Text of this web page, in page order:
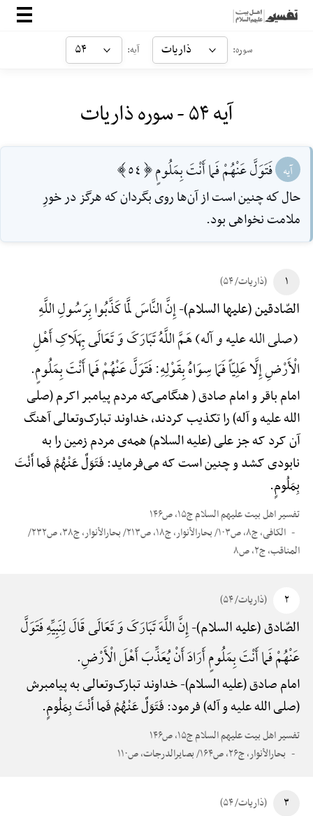
صفحه‌اصلی
ارتباط با ما
سوره: ذاریات آیه: ۵۴
آیه ۵۴ - سوره ذاریات
آیه فَتَوَلَّ عَنْهُمْ فَما أَنْتَ بِمَلُومٍ [54]
حال كه چنين است از آن‌ها ‌روى بگردان كه هرگز در خورِ
ملامت نخواهى بود.
۱ (ذاریات/ ۵۴)
الصّادقین (علیها السلام)-إِنَّ النَّاسَ لَمَّا کَذَّبُوا بِرَسُولِ اللَّهِ
(صلی الله علیه و آله) هَمَّ اللَّهُ تَبَارَکَ وَ تَعَالَی بِهَلَاکِ أَهْلِ
الْأَرْضِ إِلَّا عَلِیّاً فَمَا سِوَاهُ بِقَوْلِهِ: فَتَوَلَّ عَنْهُمْ فَما أَنْتَ بِمَلُومٍ.
امام باقر و امام صادق ( هنگامی‌که مردم پیامبر اکرم (صلی
الله علیه و آله) را تکذیب کردند، خداوند تبارک‌وتعالی آهنگ
آن کرد که جز علی (علیه السلام) همه‌ی مردم زمین را به
نابودی کشد و چنین است که می‌فرماید: فَتَوَلَّ عَنْهُمْ فَما أَنْتَ
بِمَلُومٍ.
تفسیر اهل بیت علیهم السلام ج۱۵، ص۱۴۶
الکافی، ج۸، ص۱۰۳/ بحارالأنوار، ج۱۸، ص۲۱۳/ بحارالأنوار، ج۳۸، ص۲۳۲/
المناقب، ج۲، ص۸
۲ (ذاریات/ ۵۴)
الصّادق (علیه السلام)-إِنَّ اللَّهَ تَبَارَکَ وَ تَعَالَی قَالَ لِنَبِیِّهِ فَتَوَلَّ
عَنْهُمْ فَما أَنْتَ بِمَلُومٍ أَرَادَ أَنْ یُعَذِّبَ أَهْلَ الْأَرْضِ.
امام صادق (علیه السلام)-خداوند تبارک‌وتعالی به پیامبرش
(صلی الله علیه و آله) فرمود: فَتَوَلَّ عَنْهُمْ فَما أَنْتَ بِمَلُومٍ.
تفسیر اهل بیت علیهم السلام ج۱۵، ص۱۴۶
بحارالأنوار، ج۲۶، ص۱۶۴/ بصایرالدرجات، ص۱۱۰
۳ (ذاریات/ ۵۴)